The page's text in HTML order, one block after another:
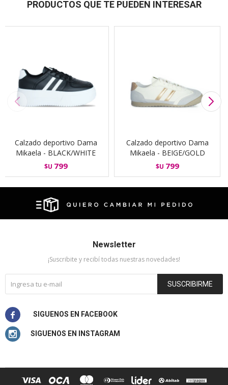
PRODUCTOS QUE TE PUEDEN INTERESAR
Calzado deportivo Dama
Mikaela - BLACK/WHITE
$U 799
Calzado deportivo Dama
Mikaela - BEIGE/GOLD
$U 799
Newsletter
¡Suscribite y recibí todas nuestras novedades!
SUSCRIBIRME

